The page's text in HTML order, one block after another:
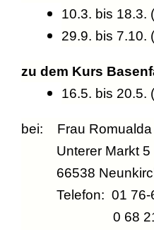
10.3. bis 18.3.
29.9. bis 7.10.
zu dem Kurs
16.5. bis 20.5.
bei: Frau Romualda
Unterer Markt 5
66538
Telefon: 01 76-
0 68 21 – 7